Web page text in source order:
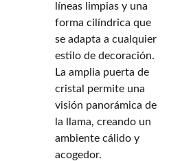
líneas limpias y una
forma cilíndrica que
se adapta a cualquier
estilo de decoración.
La amplia puerta de
cristal permite una
visión panorámica de
la llama, creando un
ambiente cálido y
acogedor.